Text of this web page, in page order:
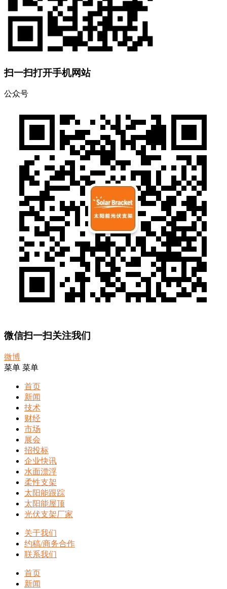
扫一扫打开手机网站
公众号
微信扫一扫关注我们
微博
菜单 菜单
首页
新闻
技术
财经
市场
展会
招投标
企业快讯
水面漂浮
柔性支架
太阳能跟踪
太阳能屋顶
光伏支架厂家
关于我们
约稿/商务合作
联系我们
首页
新闻